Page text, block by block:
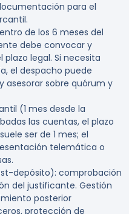
para el
de los 6 meses del
debe convocar y
legal. Si necesita
el despacho puede
asesorar sobre quórum y
(1 mes desde la
las cuentas, el plazo
ser de 1 mes; el
telemática o
depósito): comprobación
del justificante. Gestión
posterior
protección de